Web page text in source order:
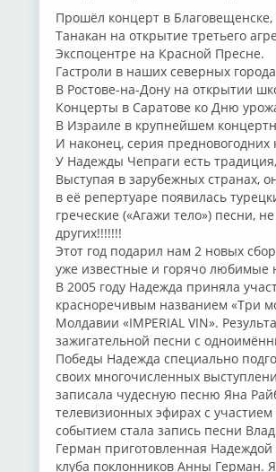
Прошёл концерт в
Танакан на открытие третьего
Экспоцентре на Красной Пресне.
Гастроли в наших северных
В Ростове-на-Дону на открытии
Концерты в Саратове ко Дню
В Израиле в крупнейшем
И наконец, серия предновогодних
У Надежды Чепраги есть
Выступая в зарубежных странах,
в её репертуаре появилась
греческие («Агажи тело») песни,
других!!!!!!!
Этот год подарил нам 2 новых
уже известные и горячо любимые
В 2005 году Надежда приняла
красноречивым названием «Три
Молдавии «IMPERIAL VIN».
зажигательной песни с
Победы Надежда специально
своих многочисленных
записала чудесную песню Яна
телевизионных эфирах с
событием стала запись песни
Герман приготовленная
клуба поклонников Анны Герман.